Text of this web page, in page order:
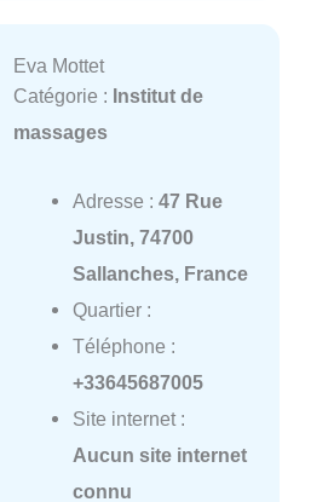
Eva Mottet
Catégorie : Institut de
massages
Adresse : 47 Rue
Justin, 74700
Sallanches, France
Quartier :
Téléphone :
+33645687005
Site internet :
Aucun site internet
connu